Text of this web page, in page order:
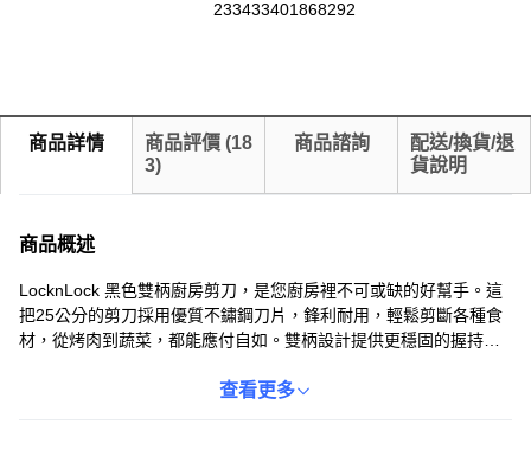
233433401868292
商品詳情 商品評價 (18
3)
商品諮詢
配送/換貨/退
貨說明
商品概述
LocknLock 黑色雙柄廚房剪刀，是您廚房裡不可或缺的好幫手。這
把25公分的剪刀採用優質不鏽鋼刀片，鋒利耐用，輕鬆剪斷各種食
材，從烤肉到蔬菜，都能應付自如。雙柄設計提供更穩固的握持
物，LocknLock廚房剪刀都能讓您事半功倍，享受更輕鬆愉快的烹
查看更多